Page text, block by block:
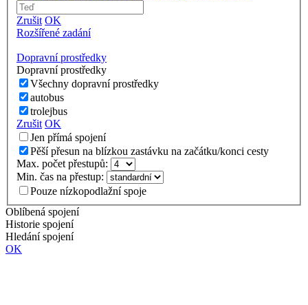
Zrušit OK
Rozšířené zadání
Dopravní prostředky
Dopravní prostředky
Všechny dopravní prostředky
autobus
trolejbus
Zrušit OK
Jen přímá spojení
Pěší přesun na blízkou zastávku na začátku/konci cesty
Max. počet přestupů:
Min. čas na přestup:
Pouze nízkopodlažní spoje
Oblíbená spojení
Historie spojení
Hledání spojení
OK